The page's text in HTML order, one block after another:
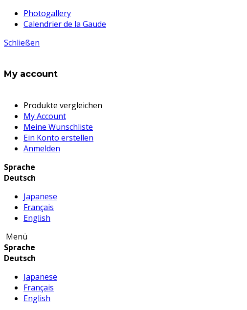
Photogallery
Calendrier de la Gaude
Schließen
My account
Produkte vergleichen
My Account
Meine Wunschliste
Ein Konto erstellen
Anmelden
Sprache
Deutsch
Japanese
Français
English
Menü
Sprache
Deutsch
Japanese
Français
English